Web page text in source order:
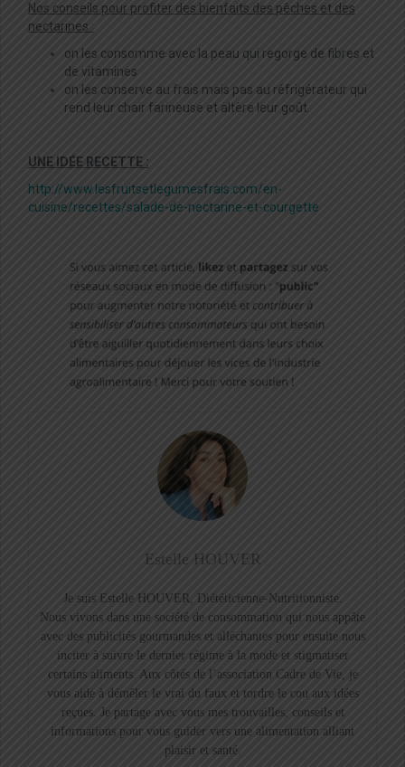
Nos conseils pour profiter des bienfaits des pêches et des
nectarines :
on les consomme avec la peau qui regorge de fibres et
de vitamines
on les conserve au frais mais pas au réfrigérateur qui
rend leur chair farineuse et altère leur goût.
UNE IDÉE RECETTE :
http://www.lesfruitsetlegumesfrais.com/en-
cuisine/recettes/salade-de-nectarine-et-courgette
Estelle HOUVER
Je suis Estelle HOUVER, Diététicienne-Nutritionniste.
Nous vivons dans une société de consommation qui nous appâte
avec des publicités gourmandes et alléchantes pour ensuite nous
inciter à suivre le dernier régime à la mode et stigmatiser
certains aliments. Aux côtés de l’association Cadre de Vie, je
vous aide à démêler le vrai du faux et tordre le cou aux idées
reçues. Je partage avec vous mes trouvailles, conseils et
informations pour vous guider vers une alimentation alliant
plaisir et santé.